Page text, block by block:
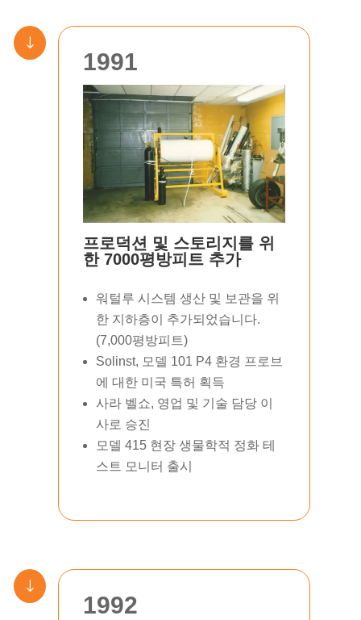
1991
프로덕션 및 스토리지를 위
한 7000평방피트 추가
워털루 시스템 생산 및 보관을 위
한 지하층이 추가되었습니다.
(7,000평방피트)
Solinst, 모델 101 P4 환경 프로브
에 대한 미국 특허 획득
사라 벨쇼, 영업 및 기술 담당 이
사로 승진
모델 415 현장 생물학적 정화 테
스트 모니터 출시
"
1992
"